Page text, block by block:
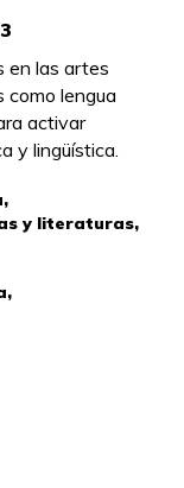
en las artes
como lengua
activar
y lingüística.
y literaturas,